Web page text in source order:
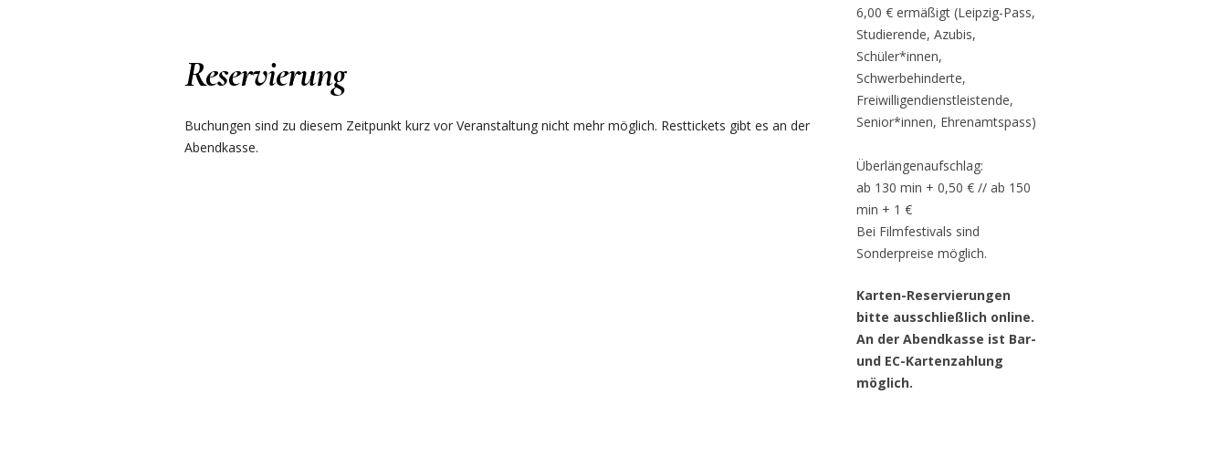
Reservierung
Buchungen sind zu diesem Zeitpunkt kurz vor Veranstaltung nicht mehr möglich. Resttickets gibt es an der
Abendkasse.
6,00 € ermäßigt (Leipzig-Pass,
Studierende, Azubis,
Schüler*innen,
Schwerbehinderte,
Freiwilligendienstleistende,
Senior*innen, Ehrenamtspass)
Überlängenaufschlag:
ab 130 min + 0,50 € // ab 150
min + 1 €
Bei Filmfestivals sind
Sonderpreise möglich.
Karten-Reservierungen
bitte ausschließlich online.
An der Abendkasse ist Bar-
und EC-Kartenzahlung
möglich.